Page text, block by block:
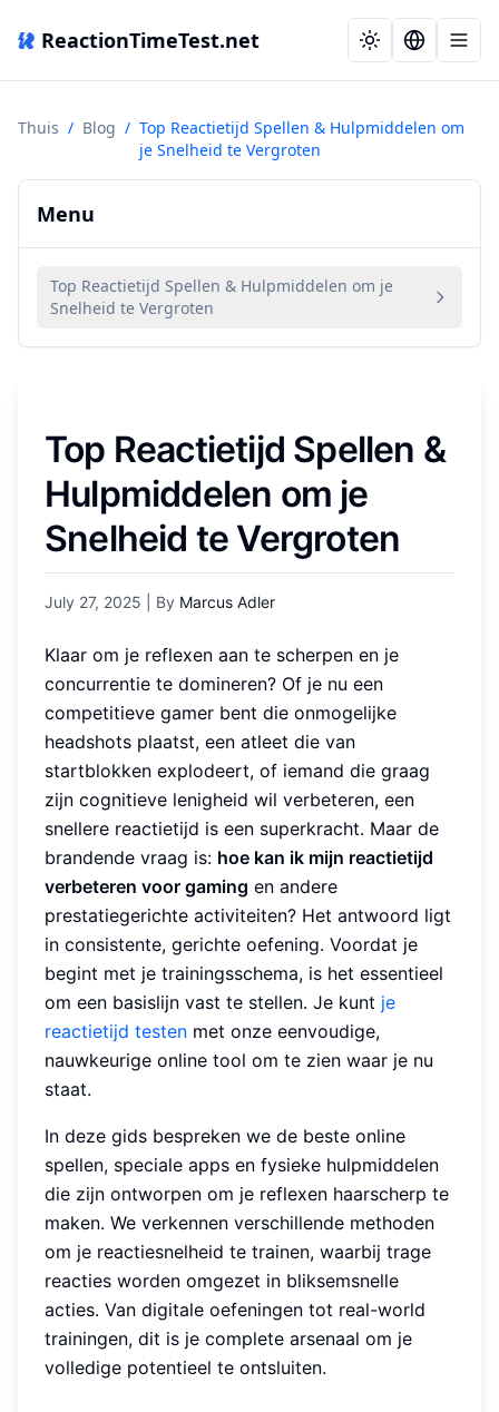
ReactionTimeTest.net
Thuis / Blog / Top Reactietijd Spellen & Hulpmiddelen om
je Snelheid te Vergroten
Menu
Top Reactietijd Spellen & Hulpmiddelen om je
Snelheid te Vergroten
Top Reactietijd Spellen &
Hulpmiddelen om je
Snelheid te Vergroten
July 27, 2025 | By Marcus Adler
Klaar om je reflexen aan te scherpen en je
concurrentie te domineren? Of je nu een
competitieve gamer bent die onmogelijke
headshots plaatst, een atleet die van
startblokken explodeert, of iemand die graag
zijn cognitieve lenigheid wil verbeteren, een
snellere reactietijd is een superkracht. Maar de
brandende vraag is: hoe kan ik mijn reactietijd
verbeteren voor gaming en andere
prestatiegerichte activiteiten? Het antwoord ligt
in consistente, gerichte oefening. Voordat je
begint met je trainingsschema, is het essentieel
om een basislijn vast te stellen. Je kunt je
reactietijd testen met onze eenvoudige,
nauwkeurige online tool om te zien waar je nu
staat.
In deze gids bespreken we de beste online
spellen, speciale apps en fysieke hulpmiddelen
die zijn ontworpen om je reflexen haarscherp te
maken. We verkennen verschillende methoden
om je reactiesnelheid te trainen, waarbij trage
reacties worden omgezet in bliksemsnelle
acties. Van digitale oefeningen tot real-world
trainingen, dit is je complete arsenaal om je
volledige potentieel te ontsluiten.